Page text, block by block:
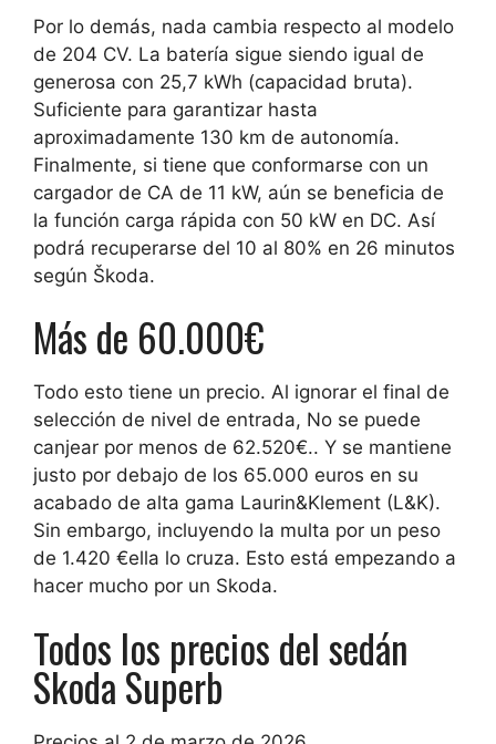
Por lo demás, nada cambia respecto al modelo
de 204 CV. La batería sigue siendo igual de
generosa con 25,7 kWh (capacidad bruta).
Suficiente para garantizar hasta
aproximadamente 130 km de autonomía.
Finalmente, si tiene que conformarse con un
cargador de CA de 11 kW, aún se beneficia de
la función carga rápida con 50 kW en DC. Así
podrá recuperarse del 10 al 80% en 26 minutos
según Škoda.
Más de 60.000€
Todo esto tiene un precio. Al ignorar el final de
selección de nivel de entrada, No se puede
canjear por menos de 62.520€.. Y se mantiene
justo por debajo de los 65.000 euros en su
acabado de alta gama Laurin&Klement (L&K).
Sin embargo, incluyendo la multa por un peso
de 1.420 €ella lo cruza. Esto está empezando a
hacer mucho por un Skoda.
Todos los precios del sedán
Skoda Superb